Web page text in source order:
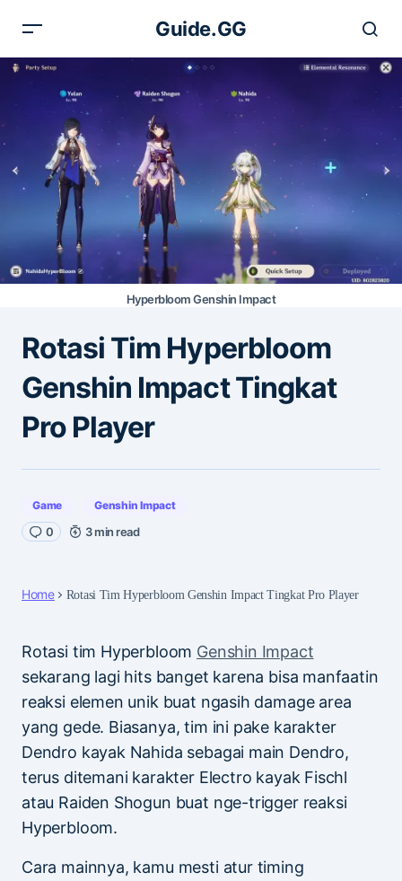
Guide.GG
Hyperbloom Genshin Impact
Rotasi Tim Hyperbloom
Genshin Impact Tingkat
Pro Player
Game Genshin Impact
0 3 min read
Home Rotasi Tim Hyperbloom Genshin Impact Tingkat Pro Player
Rotasi tim Hyperbloom Genshin Impact
sekarang lagi hits banget karena bisa manfaatin
reaksi elemen unik buat ngasih damage area
yang gede. Biasanya, tim ini pake karakter
Dendro kayak Nahida sebagai main Dendro,
terus ditemani karakter Electro kayak Fischl
atau Raiden Shogun buat nge-trigger reaksi
Hyperbloom.
Cara mainnya, kamu mesti atur timing